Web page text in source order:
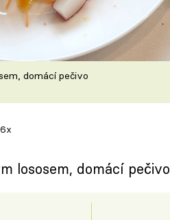
domácí pečivo
lososem, domácí pečivo